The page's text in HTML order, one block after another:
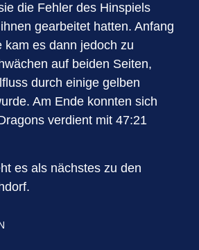
die Fehler des Hinspiels
gearbeitet hatten. Anfang
kam es dann jedoch zu
auf beiden Seiten,
durch einige gelben
Am Ende konnten sich
verdient mit 47:21
es als nächstes zu den